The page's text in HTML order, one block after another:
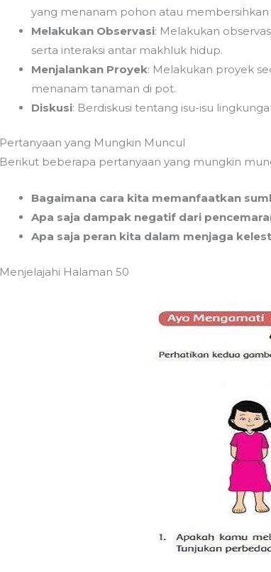
yang menanam pohon atau membersihkan
Melakukan Observasi: Melakukan
serta interaksi antar makhluk hidup.
Menjalankan Proyek: Melakukan proyek
menanam tanaman di pot.
Diskusi: Berdiskusi tentang isu-isu
Pertanyaan yang Mungkin Muncul
Berikut beberapa pertanyaan yang mungkin
Bagaimana cara kita memanfaatkan
Apa saja dampak negatif dari
Apa saja peran kita dalam menjaga
Menjelajahi Halaman 50